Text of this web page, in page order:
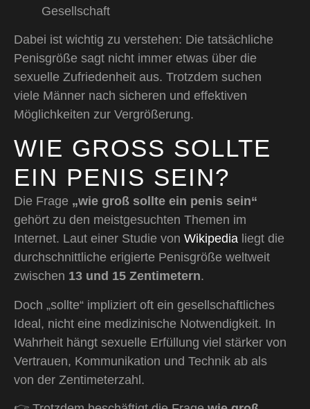
Gesellschaft
Dabei ist wichtig zu verstehen: Die tatsächliche
Penisgröße sagt nicht immer etwas über die
sexuelle Zufriedenheit aus. Trotzdem suchen
viele Männer nach sicheren und effektiven
Möglichkeiten zur Vergrößerung.
WIE GROSS SOLLTE E
IN PENIS SEIN?
Die Frage „wie groß sollte ein penis sein“
gehört zu den meistgesuchten Themen im
Internet. Laut einer Studie von Wikipedia liegt die
durchschnittliche erigierte Penisgröße weltweit
zwischen 13 und 15 Zentimetern.
Doch „sollte“ impliziert oft ein gesellschaftliches
Ideal, nicht eine medizinische Notwendigkeit. In
Wahrheit hängt sexuelle Erfüllung viel stärker von
Vertrauen, Kommunikation und Technik ab als
von der Zentimeterzahl.